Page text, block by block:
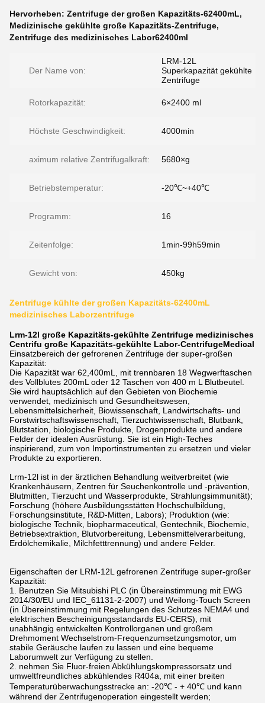
Hervorheben: Zentrifuge der großen Kapazitäts-62400mL,
Medizinische gekühlte große Kapazitäts-Zentrifuge,
Zentrifuge des medizinisches Labor62400ml
Der Name von:
LRM-12L
Superkapazität gekühlte
Zentrifuge
Rotorkapazität: 6×2400 ml
Höchste Geschwindigkeit: 4000min
aximum relative Zentrifugalkraft: 5680×g
Betriebstemperatur: -20℃~+40℃
Programm: 16
Zeitenfolge: 1min-99h59min
Gewicht von: 450kg
Zentrifuge kühlte der großen Kapazitäts-62400mL
medizinisches Laborzentrifuge
Lrm-12l große Kapazitäts-gekühlte Zentrifuge medizinisches
Centrifu große Kapazitäts-gekühlte Labor-CentrifugeMedical
Einsatzbereich der gefrorenen Zentrifuge der super-großen
Kapazität:
Die Kapazität war 62,400mL, mit trennbaren 18 Wegwerftaschen
des Vollblutes 200mL oder 12 Taschen von 400 m L Blutbeutel.
Sie wird hauptsächlich auf den Gebieten von Biochemie
verwendet, medizinisch und Gesundheitswesen,
Lebensmittelsicherheit, Biowissenschaft, Landwirtschafts- und
Forstwirtschaftswissenschaft, Tierzuchtwissenschaft, Blutbank,
Blutstation, biologische Produkte, Drogenprodukte und andere
Felder der idealen Ausrüstung. Sie ist ein High-Teches
inspirierend, zum von Importinstrumenten zu ersetzen und vieler
Produkte zu exportieren.
Lrm-12l ist in der ärztlichen Behandlung weitverbreitet (wie
Krankenhäusern, Zentren für Seuchenkontrolle und -prävention,
Blutmitten, Tierzucht und Wasserprodukte, Strahlungsimmunität);
Forschung (höhere Ausbildungsstätten Hochschulbildung,
Forschungsinstitute, R&D-Mitten, Labors); Produktion (wie:
biologische Technik, biopharmaceutical, Gentechnik, Biochemie,
Betriebsextraktion, Blutvorbereitung, Lebensmittelverarbeitung,
Erdölchemikalie, Milchfetttrennung) und andere Felder.
Eigenschaften der LRM-12L gefrorenen Zentrifuge super-großer
Kapazität:
1. Benutzen Sie Mitsubishi PLC (in Übereinstimmung mit EWG
2014/30/EU und IEC_61131-2-2007) und Weilong-Touch Screen
(in Übereinstimmung mit Regelungen des Schutzes NEMA4 und
elektrischen Bescheinigungsstandards EU-CERS), mit
unabhängig entwickelten Kontrollorganen und großem
Drehmoment Wechselstrom-Frequenzumsetzungsmotor, um
stabile Geräusche laufen zu lassen und eine bequeme
Laborumwelt zur Verfügung zu stellen.
2. nehmen Sie Fluor-freien Abkühlungskompressorsatz und
umweltfreundliches abkühlendes R404a, mit einer breiten
Temperaturüberwachungsstrecke an: -20℃ - + 40℃ und kann
während der Zentrifugenoperation eingestellt werden;